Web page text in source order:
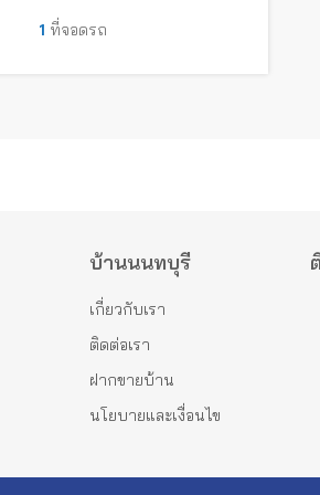
1 ที่จอดรถ
บ้านนนทบุรี
เกี่ยวกับเรา
ติดต่อเรา
ฝากขายบ้าน
นโยบายและเงื่อนไข